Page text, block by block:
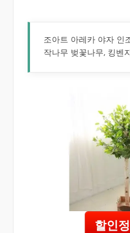
조아트 아레카 야자 인
작나무 벚꽃나무, 킹벤
할인